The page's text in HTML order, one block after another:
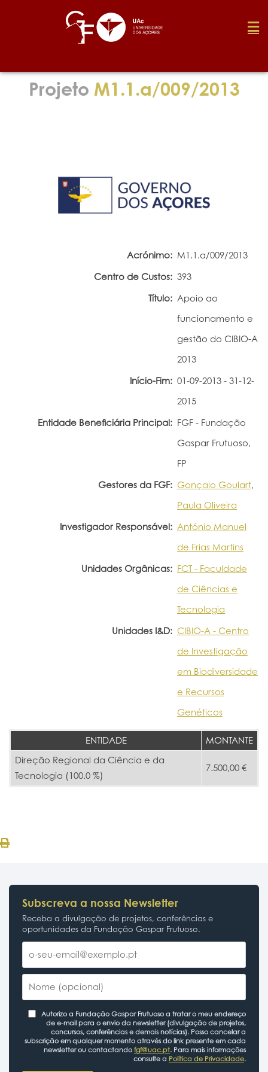
Fundação
Projeto M1.1.a/009/2013
Acrónimo: M1.1.a/009/2013
Centro de Custos: 393
Título: Apoio ao
funcionamento e
gestão do CIBIO-A
2013
Início-Fim: 01-09-2013 - 31-12-
2015
Entidade Beneficiária Principal: FGF - Fundação
Gaspar Frutuoso,
FP
Gestores da FGF: Gonçalo Goulart,
Paula Oliveira
Investigador Responsável: António Manuel
de Frias Martins
Unidades Orgânicas: FCT - Faculdade
de Ciências e
Tecnologia
Unidades I&D: CIBIO-A - Centro
de Investigação
em Biodiversidade
e Recursos
Genéticos
ENTIDADE
MONTANTE
Direção Regional da Ciência e da
Tecnologia (100.0 %)
7.500,00 €
Subscreva a nossa Newsletter
Receba a divulgação de projetos, conferências e
oportunidades da Fundação Gaspar Frutuoso.
Autorizo a Fundação Gaspar Frutuoso a tratar o meu endereço
de e-mail para o envio da newsletter (divulgação de projetos,
concursos, conferências e demais notícias). Posso cancelar a
subscrição em qualquer momento através do link presente em cada
newsletter ou contactando fgf@uac.pt. Para mais informações
consulte a Política de Privacidade.